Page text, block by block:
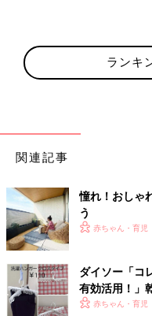
（C)秡川寿美礼
「階段下にできたゆとり
小学校低学年までは、個室
強するというお子さんも増
ーブルや本棚などの収納家
もおすすめです。
子どもが個室を使うように
大型家具を置くため、主寝
が入る方角の部屋を子ど
ランキ
関連記事
憧れ！おしゃ
う
赤ちゃん・育児
ダイソー「コ
有効活用！」
赤ちゃん・育児